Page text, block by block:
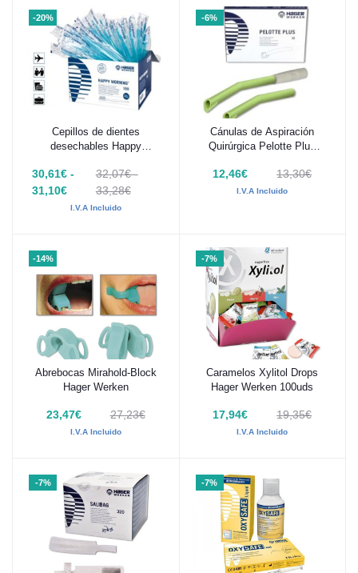
-20%
Añadir al carrito
Cepillos de dientes
desechables Happy
Werken
30,61€ -
31,10€
32,07€ -
33,28€
I.V.A Incluido
-6%
Añadir al carrito
Cánulas de Aspiración
Quirúrgica Pelotte Plus
12,46€ 13,30€
I.V.A Incluido
-14%
Añadir al carrito
Abrebocas Mirahold-Block
Hager Werken
23,47€ 27,23€
I.V.A Incluido
-7%
Añadir al carrito
Caramelos Xylitol Drops
Hager Werken 100uds
17,94€ 19,35€
I.V.A Incluido
-7% -7%